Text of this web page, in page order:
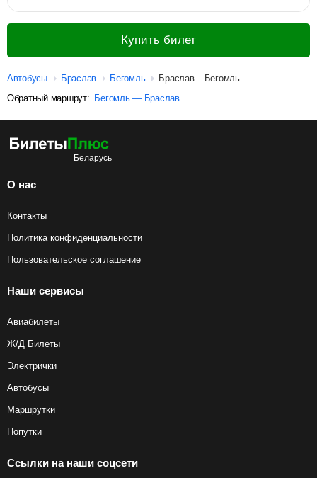
Купить билет
Автобусы Браслав Бегомль
Браслав – Бегомль
Обратный маршрут: Бегомль — Браслав
О нас
Контакты
Политика конфиденциальности
Пользовательское соглашение
Наши сервисы
Авиабилеты
Ж/Д Билеты
Электрички
Автобусы
Маршрутки
Попутки
Ссылки на наши соцсети